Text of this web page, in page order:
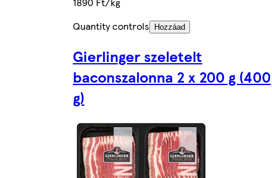
Quantity controls
Hozzáad
Gierlinger szeletelt
baconszalonna 2 x 200 g (400
g)